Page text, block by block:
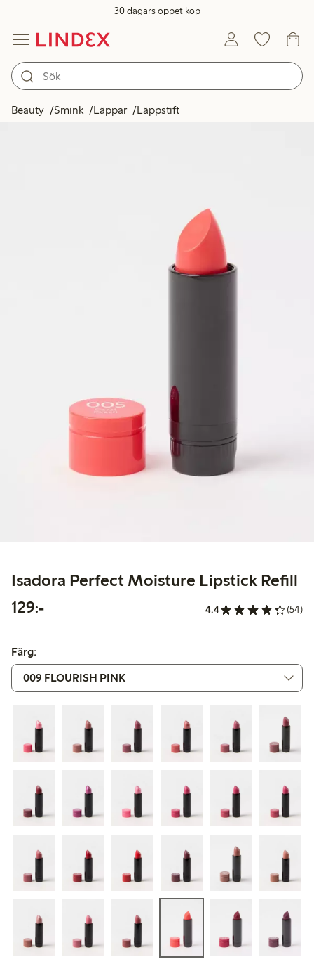
30 dagars öppet köp
Beauty Smink Läppar Läppstift
Isadora Perfect Moisture Lipstick Refill
129:-129,00 kr 4.4 (54)
Färg: